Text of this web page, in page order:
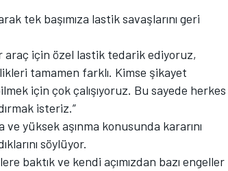
tek başımıza lastik savaşlarını geri
araç için özel lastik tedarik ediyoruz,
tamamen farklı. Kimse şikayet
için çok çalışıyoruz. Bu sayede herkes
isteriz.”
yüksek aşınma konusunda kararını
söylüyor.
baktık ve kendi açımızdan bazı engeller